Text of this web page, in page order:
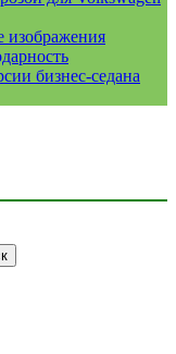
изображения
бизнес-седана